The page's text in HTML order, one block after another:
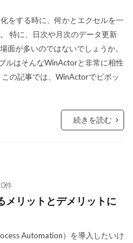
をする時に、何かとエクセルを一
特に、日次や月次のデータ更新
面が多いのではないでしょうか。
ルはそんなWinActorと非常に相性
の記事では、WinActorでピボッ
続きを読む
0件
メリットとデメリットに
Automation）を導入したいけ